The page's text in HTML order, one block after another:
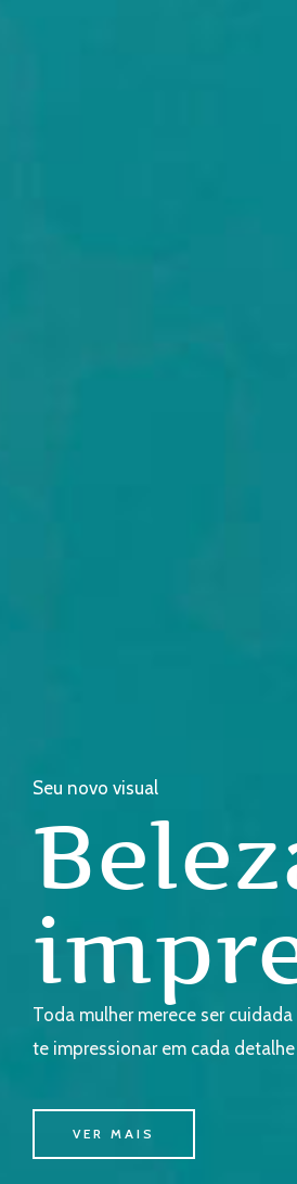
Seu novo visual
Toda mulher merece ser
te impressionar em cada
VER MAIS